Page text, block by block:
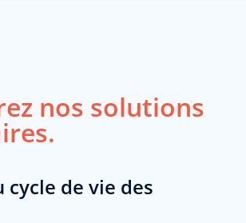
nos solutions
cycle de vie des